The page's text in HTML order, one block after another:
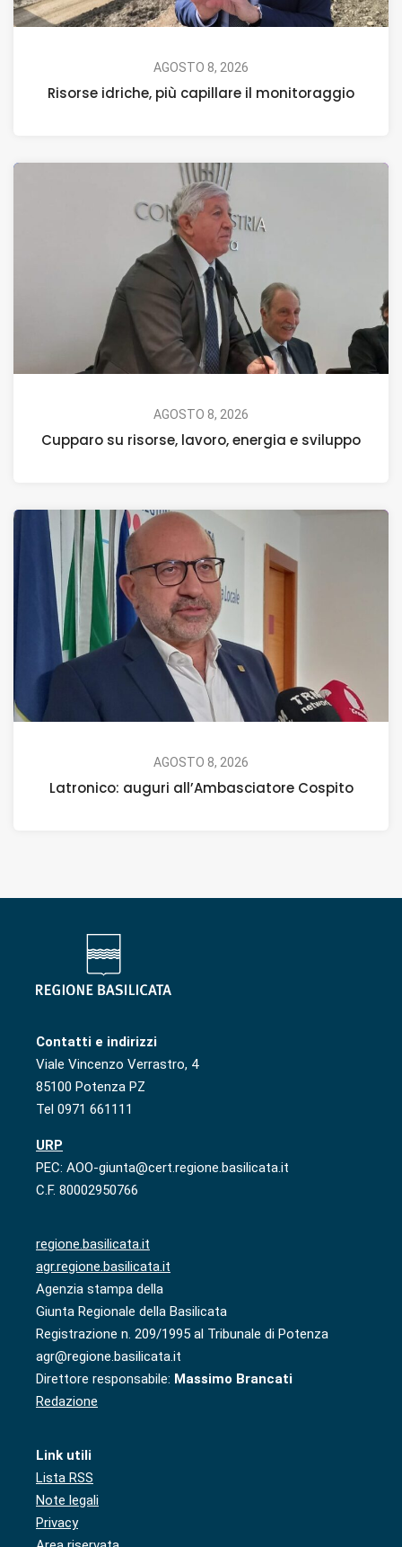
AGOSTO 8, 2026
Risorse idriche, più capillare il monitoraggio
AGOSTO 8, 2026
Cupparo su risorse, lavoro, energia e sviluppo
AGOSTO 8, 2026
Latronico: auguri all’Ambasciatore Cospito
Contatti e indirizzi
Viale Vincenzo Verrastro, 4
85100 Potenza PZ
Tel 0971 661111
URP
PEC: AOO-giunta@cert.regione.basilicata.it
C.F. 80002950766
regione.basilicata.it
agr.regione.basilicata.it
Agenzia stampa della
Giunta Regionale della Basilicata
Registrazione n. 209/1995 al Tribunale di Potenza
agr@regione.basilicata.it
Direttore responsabile: Massimo Brancati
Redazione
Link utili
Lista RSS
Note legali
Privacy